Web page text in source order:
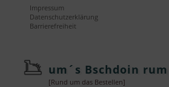
Impressum
Datenschutzerklärung
Barrierefreiheit
um´s Bschdoin rum
[Rund um das Bestellen]